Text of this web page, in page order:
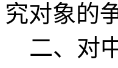
究对象的
二、对